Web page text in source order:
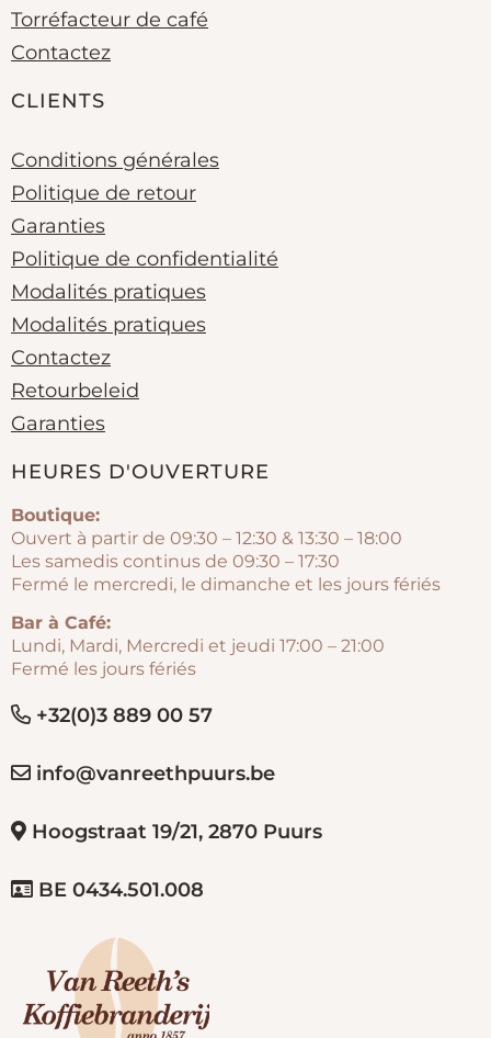
Torréfacteur de café
Contactez
CLIENTS
Conditions générales
Politique de retour
Garanties
Politique de confidentialité
Modalités pratiques
Modalités pratiques
Contactez
Retourbeleid
Garanties
HEURES D'OUVERTURE
Boutique:
Ouvert à partir de 09:30 – 12:30 & 13:30 – 18:00
Les samedis continus de 09:30 – 17:30
Fermé le mercredi, le dimanche et les jours fériés
Bar à Café:
Lundi, Mardi, Mercredi et jeudi 17:00 – 21:00
Fermé les jours fériés
+32(0)3 889 00 57
info@vanreethpuurs.be
Hoogstraat 19/21, 2870 Puurs
BE 0434.501.008